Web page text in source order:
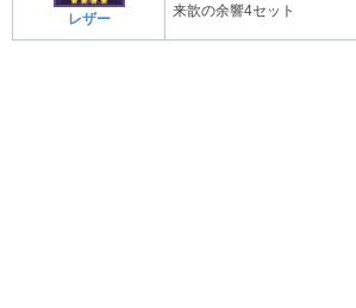
レザー
来歆の余響4セット